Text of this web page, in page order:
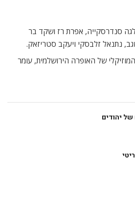
סנדרסקייה, אפרת רז ושקד בר
נתנאל זלבסקי ויעקב סטריזאק.
של האופרה הירושלמית, עומר
של יהודים